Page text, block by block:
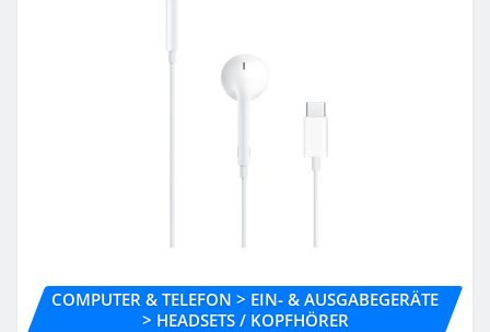
COMPUTER & TELEFON > EIN- & AUSGABEGERÄTE
> HEADSETS / KOPFHÖRER